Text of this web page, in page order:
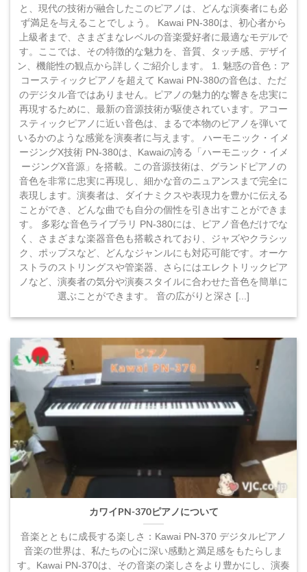
と、現代の技術が融合したこのピアノは、どんな演奏者にも必
ず満足を与えることでしょう。 Kawai PN-380は、初心者から
上級者まで、さまざまなレベルの音楽愛好者に最適なモデルで
す。ここでは、その特徴的な魅力を、音質、タッチ感、デザイ
ン、機能性の観点から詳しくご紹介します。 1. 魅惑の音色：ア
コースティックピアノを超えて Kawai PN-380の音色は、ただ
のデジタル音ではありません。ピアノの魅力的な響きを忠実に
再現するために、最新の音源技術が駆使されています。アコー
スティックピアノに近い音色は、まるで本物のピアノを弾いて
いるかのような感覚を演奏者に与えます。 ハーモニック・イメ
ージングX技術 PN-380は、Kawaiの誇る「ハーモニック・イメ
ージングX音源」を搭載。この音源技術は、グランドピアノの
音色を非常に忠実に再現し、細かな音のニュアンスまで完全に
表現します。演奏者は、ダイナミクスや表現力を豊かに伝える
ことができ、どんな曲でも自分の個性を引き出すことができま
す。 多彩な音色ライブラリ PN-380には、ピアノ音色だけでな
く、さまざまな楽器音色も搭載されており、ジャズやクラシッ
ク、ポップスなど、どんなジャンルにも対応可能です。オーケ
ストラのストリングスや管楽器、さらにはエレクトリックピア
ノなど、演奏者の気分や演奏スタイルに合わせた音色を簡単に
選ぶことができます。 音の広がりと深さ [...]
カワイPN-370ピアノについて
音楽とともに成長する楽しさ：Kawai PN-370 デジタルピアノ
音楽の世界は、私たちの心に深い感動と満足感をもたらしま
す。Kawai PN-370は、その音楽の楽しさをより豊かにし、演奏